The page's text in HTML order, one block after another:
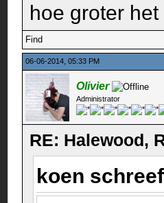
hoe groter het
Find
06-06-2014, 05:33 PM
Olivier
Administrator
RE: Halewood,
koen